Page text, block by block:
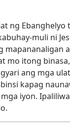
ng Ebanghelyo
muli ni
mapananaligan
mo itong
ang mga
kapag
iyon.